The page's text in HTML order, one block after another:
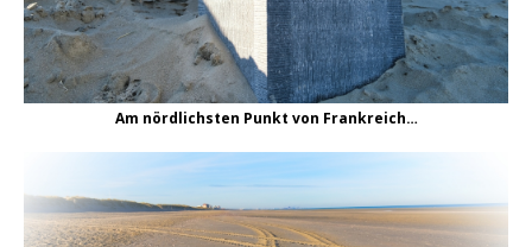
Am nördlichsten Punkt von Frankreich…